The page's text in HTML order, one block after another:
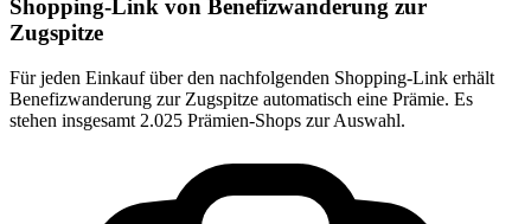
Shopping-Link von Benefizwanderung zur
Zugspitze
Für jeden Einkauf über den nachfolgenden Shopping-Link erhält
Benefizwanderung zur Zugspitze automatisch eine Prämie. Es
stehen insgesamt 2.025 Prämien-Shops zur Auswahl.